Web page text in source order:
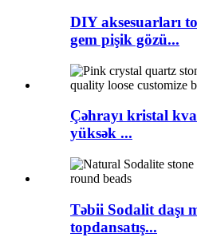
DIY aksesuarları
gem pişik gözü...
Çəhrayı kristal
yüksək ...
Təbii Sodalit daşı
topdansatış...